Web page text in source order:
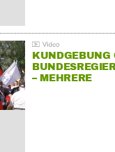
KUNDGEBUNG
– MEHRERE